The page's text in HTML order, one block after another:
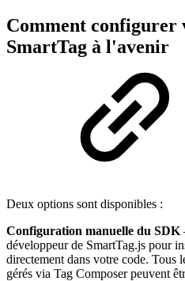
Comment configurer
SmartTag à l'avenir
Deux options sont disponibles :
Configuration manuelle du SDK
développeur de SmartTag.js pour
directement dans votre code. Tous
gérés via Tag Composer peuvent